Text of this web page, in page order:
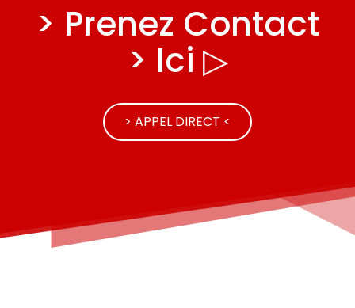
> Prenez Contact
> Ici ▷
> APPEL DIRECT <